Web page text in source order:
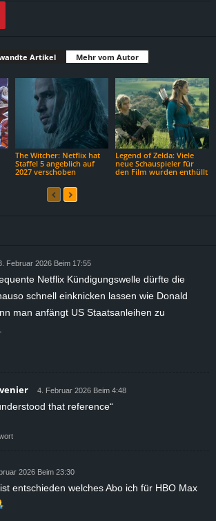
Artikel Mehr vom Autor
The Witcher: Netflix hat
Staffel 5 angeblich auf
2027 verschoben
Legend of Zelda: Viele
neue Schauspieler für
den Film wurden enthüllt
Februar 2026 Beim 17:55
Netflix Kündigungswelle dürfte die
schnell einknicken lassen wie Donald
man anfängt US Staatsanleihen zu
4. Februar 2026 Beim 4:48
that reference“
2026 Beim 23:30
entschieden welches Abo ich für HBO Max